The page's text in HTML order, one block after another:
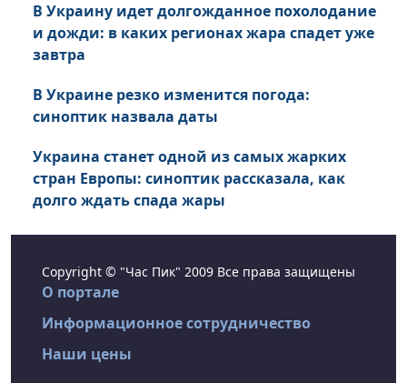
В Украину идет долгожданное похолодание
и дожди: в каких регионах жара спадет уже
завтра
В Украине резко изменится погода:
синоптик назвала даты
Украина станет одной из самых жарких
стран Европы: синоптик рассказала, как
долго ждать спада жары
Copyright © "Час Пик" 2009 Все права защищены
О портале
Информационное сотрудничество
Наши цены